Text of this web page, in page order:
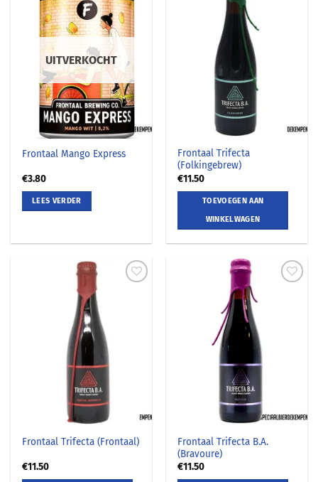
UITVERKOCHT
Frontaal Mango Express
€3.80
LEES VERDER
Frontaal Trifecta
(Folkingebrew)
€11.50
TOEVOEGEN AAN
WINKELWAGEN
Frontaal Trifecta (Frontaal)
€11.50
Frontaal Trifecta B.A.
(Bravoure)
€11.50